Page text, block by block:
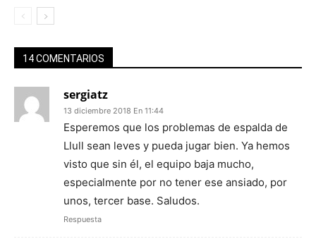
14 COMENTARIOS
sergiatz
13 diciembre 2018 En 11:44
Esperemos que los problemas de espalda de
Llull sean leves y pueda jugar bien. Ya hemos
visto que sin él, el equipo baja mucho,
especialmente por no tener ese ansiado, por
unos, tercer base. Saludos.
Respuesta